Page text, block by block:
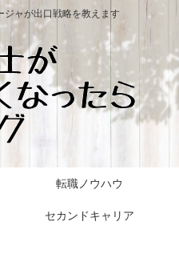
ジャが出口戦略を教えます
転職ノウハウ
セカンドキャリア